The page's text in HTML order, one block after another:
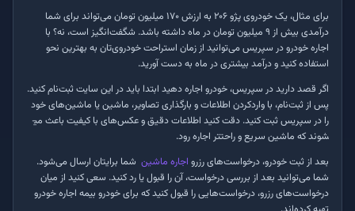
برای مثال، یک خودروی پژو۲۰۶ به ارزش۱۷۰ میلیون تومان می‌تواند برای شما
درآمدی بیش از ۹ میلیون تومان در ماه داشته باشد. شگفت‌‌انگیز است، نه؟ با
اجاره خودرو در سپریس می‌توانید از زمان استراحت خودروی‌‌تان به بهترین نحو
استفاده کنید و درآمد بیشتری در ماه به دست آورید.
اگر قصد دارید در سپریس، خودرو اجاره دهید ابتدا باید در این سایت ثبت‌نام کنید.
پس از ثبت‌نام، با واردکردن اطلاعات و بارگذاری تصاویر، ماشین یا ماشین‌های خود
را در سپریس ثبت کنید. دقت کنید اطلاعات دقیق و عکس‌های با کیفیت باعث می­
شوند که ماشین سریع و راحت­تر اجاره رود.
بعد از ثبت خودرو، درخواست‌های رزرو اجاره ماشین شما برایتان ارسال می‌شود.
شما می‌توانید بعد از بررسی درخواست، آن را قبول یا رد کنید. سعی کنید از میان
درخواست‌های رزرو، درخواست‌هایی را قبول کنید که برای خودرو بیمه اجاره خودرو